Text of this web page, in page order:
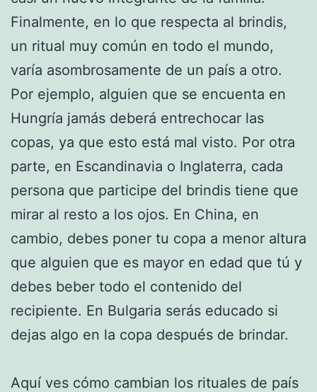
Finalmente, en lo que respecta al brindis,
un ritual muy común en todo el mundo,
varía asombrosamente de un país a otro.
Por ejemplo, alguien que se encuenta en
Hungría jamás deberá entrechocar las
copas, ya que esto está mal visto. Por otra
parte, en Escandinavia o Inglaterra, cada
persona que participe del brindis tiene que
mirar al resto a los ojos. En China, en
cambio, debes poner tu copa a menor altura
que alguien que es mayor en edad que tú y
debes beber todo el contenido del
recipiente. En Bulgaria serás educado si
dejas algo en la copa después de brindar.
Aquí ves cómo cambian los rituales de país